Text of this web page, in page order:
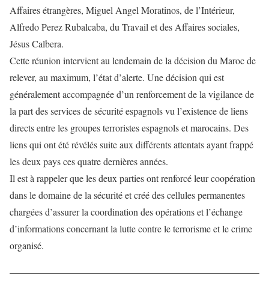
Affaires étrangères, Miguel Angel Moratinos, de l’Intérieur,
Alfredo Perez Rubalcaba, du Travail et des Affaires sociales,
Jésus Calbera.
Cette réunion intervient au lendemain de la décision du Maroc de
relever, au maximum, l’état d’alerte. Une décision qui est
généralement accompagnée d’un renforcement de la vigilance de
la part des services de sécurité espagnols vu l’existence de liens
directs entre les groupes terroristes espagnols et marocains. Des
liens qui ont été révélés suite aux différents attentats ayant frappé
les deux pays ces quatre dernières années.
Il est à rappeler que les deux parties ont renforcé leur coopération
dans le domaine de la sécurité et créé des cellules permanentes
chargées d’assurer la coordination des opérations et l’échange
d’informations concernant la lutte contre le terrorisme et le crime
organisé.
——————————————————————————